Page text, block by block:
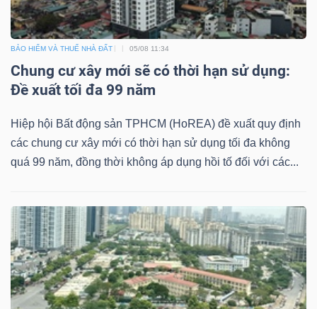
BẢO HIỂM VÀ THUẾ NHÀ ĐẤT 05/08 11:34
Chung cư xây mới sẽ có thời hạn sử dụng:
Đề xuất tối đa 99 năm
Hiệp hội Bất động sản TPHCM (HoREA) đề xuất quy định
các chung cư xây mới có thời hạn sử dụng tối đa không
quá 99 năm, đồng thời không áp dụng hồi tố đối với các...
phân
tích
(-)
Thuật
ngữ
(-)
vụ
(-)
Đào
tạo